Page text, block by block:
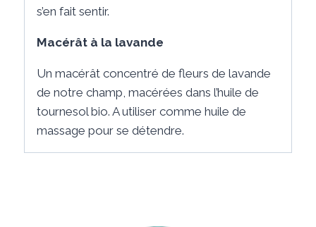
s’en fait sentir.
Macérât à la lavande
Un macérât concentré de fleurs de lavande
de notre champ, macérées dans l’huile de
tournesol bio. A utiliser comme huile de
massage pour se détendre.